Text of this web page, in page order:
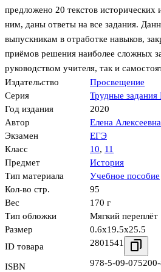
предложено 20 текстов исторических
ним, даны ответы на все задания.
выпускникам в отработке навыков,
приёмов решения наиболее сложных
руководством учителя, так и
Издательство
Просвещение
Серия
Трудные
Год издания
2020
Автор
Елена
Экзамен
ЕГЭ
Класс
10, 11
Предмет
История
Тип материала
Учебное пособие
Кол-во стр.
95
Вес
170 г
Тип обложки
Мягкий переплёт
Размер
0.6x19.5x25.5
ID товара
2801541
ISBN 978-5-09-